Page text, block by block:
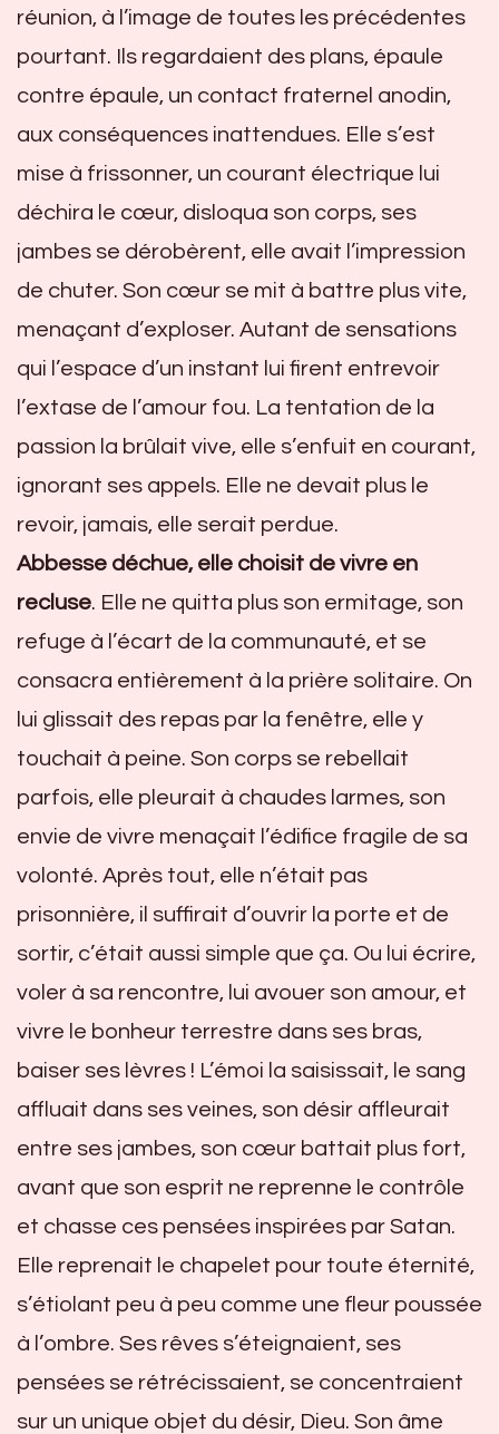
réunion, à l’image de toutes les précédentes
pourtant. Ils regardaient des plans, épaule
contre épaule, un contact fraternel anodin,
aux conséquences inattendues. Elle s’est
mise à frissonner, un courant électrique lui
déchira le cœur, disloqua son corps, ses
jambes se dérobèrent, elle avait l’impression
de chuter. Son cœur se mit à battre plus vite,
menaçant d’exploser. Autant de sensations
qui l’espace d’un instant lui firent entrevoir
l’extase de l’amour fou. La tentation de la
passion la brûlait vive, elle s’enfuit en courant,
ignorant ses appels. Elle ne devait plus le
revoir, jamais, elle serait perdue.
Abbesse déchue, elle choisit de vivre en
recluse. Elle ne quitta plus son ermitage, son
refuge à l’écart de la communauté, et se
consacra entièrement à la prière solitaire. On
lui glissait des repas par la fenêtre, elle y
touchait à peine. Son corps se rebellait
parfois, elle pleurait à chaudes larmes, son
envie de vivre menaçait l’édifice fragile de sa
volonté. Après tout, elle n’était pas
prisonnière, il suffirait d’ouvrir la porte et de
sortir, c’était aussi simple que ça. Ou lui écrire,
voler à sa rencontre, lui avouer son amour, et
vivre le bonheur terrestre dans ses bras,
baiser ses lèvres ! L’émoi la saisissait, le sang
affluait dans ses veines, son désir affleurait
entre ses jambes, son cœur battait plus fort,
avant que son esprit ne reprenne le contrôle
et chasse ces pensées inspirées par Satan.
Elle reprenait le chapelet pour toute éternité,
s’étiolant peu à peu comme une fleur poussée
à l’ombre. Ses rêves s’éteignaient, ses
pensées se rétrécissaient, se concentraient
sur un unique objet du désir, Dieu. Son âme